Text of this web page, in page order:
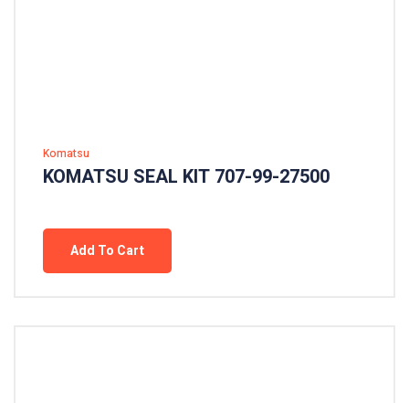
Komatsu
KOMATSU SEAL KIT 707-99-27500
Add To Cart